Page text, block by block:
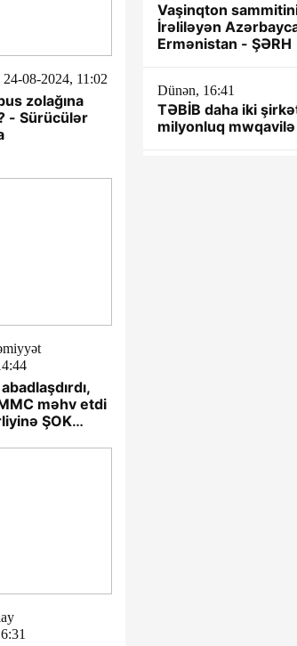
24-08-2024, 11:02
zolağına
- Sürücülər
məhv etdi
ŞOK
Vaşinqton
İrəliləyən
Ermənistan - ŞƏRH
Dünən, 16:41
TƏBİB daha iki
milyonluq mwqavilə